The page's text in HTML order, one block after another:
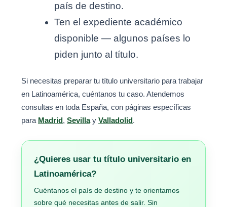
país de destino.
Ten el expediente académico
disponible — algunos países lo
piden junto al título.
Si necesitas preparar tu título universitario para trabajar
en Latinoamérica, cuéntanos tu caso. Atendemos
consultas en toda España, con páginas específicas
para Madrid, Sevillay Valladolid.
¿Quieres usar tu título universitario en
Latinoamérica?
Cuéntanos el país de destino y te orientamos
sobre qué necesitas antes de salir. Sin